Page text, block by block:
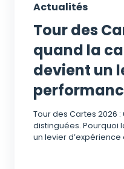
Actualités
Tour des
quand la
devient un
Tour des Cartes 2026 :
distinguées. Pourquoi
un levier d’expérience